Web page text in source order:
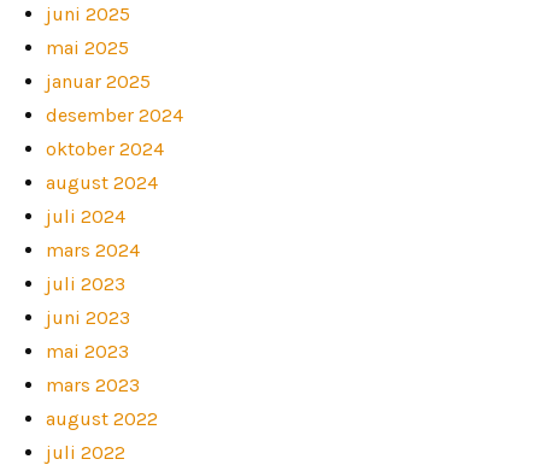
juni 2025
mai 2025
januar 2025
desember 2024
oktober 2024
august 2024
juli 2024
mars 2024
juli 2023
juni 2023
mai 2023
mars 2023
august 2022
juli 2022